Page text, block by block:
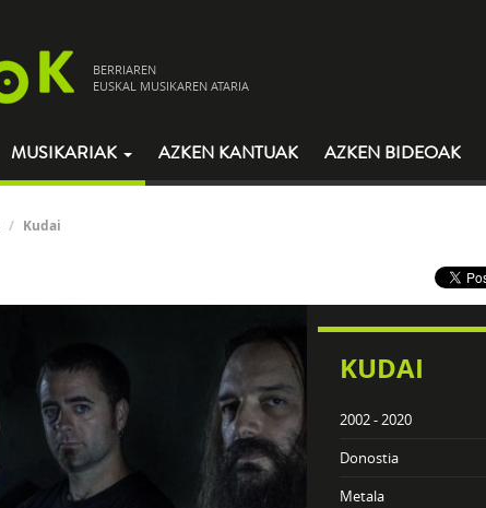
BERRIAREN
EUSKAL MUSIKAREN ATARIA
MUSIKARIAK AZKEN KANTUAK AZKEN BIDEOAK
Kudai
KUDAI
2002 - 2020
Donostia
Metala